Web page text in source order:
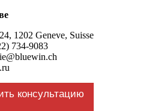
1202 Geneve, Suisse
734-9083
консультацию